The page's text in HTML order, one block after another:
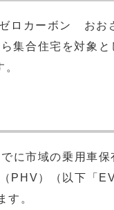
ロカーボン おお
集合住宅を対象と
に市域の乗用車保
PHV）（以下「
す。